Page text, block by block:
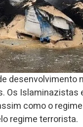
desenvolvimento
Os
como o
regime terrorista.